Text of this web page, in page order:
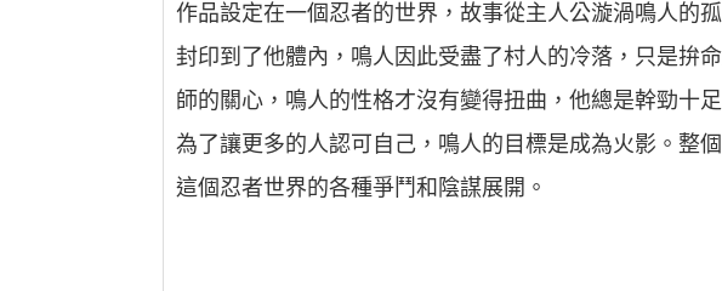
作品設定在一個忍者的世界，故事從主人公漩渦鳴人的
封印到了他體內，鳴人因此受盡了村人的冷落，只是拚
師的關心，鳴人的性格才沒有變得扭曲，他總是幹勁十
為了讓更多的人認可自己，鳴人的目標是成為火影。整
這個忍者世界的各種爭鬥和陰謀展開。